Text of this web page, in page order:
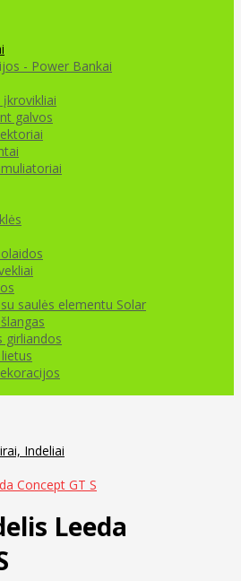
- Power Bankai
galvos
saulės elementu Solar
girliandos
Indeliai
Concept GT S
Leeda